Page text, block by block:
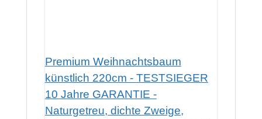
Premium Weihnachtsbaum
künstlich 220cm - TESTSIEGER
10 Jahre GARANTIE -
Naturgetreu, dichte Zweige,